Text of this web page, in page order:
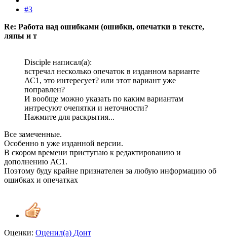
#3
Re: Работа над ошибками (ошибки, опечатки в тексте,
ляпы и т
Disciple написал(а):
встречал несколько опечаток в изданном варианте
АС1, это интересует? или этот вариант уже
поправлен?
И вообще можно указать по каким вариантам
интресуют очепятки и неточности?
Нажмите для раскрытия...
Все замеченные.
Особенно в уже изданной версии.
В скором времени приступаю к редактированию и
дополнению АС1.
Поэтому буду крайне признателен за любую информацию об
ошибках и опечатках
Оценки: Оценил(а) Донт